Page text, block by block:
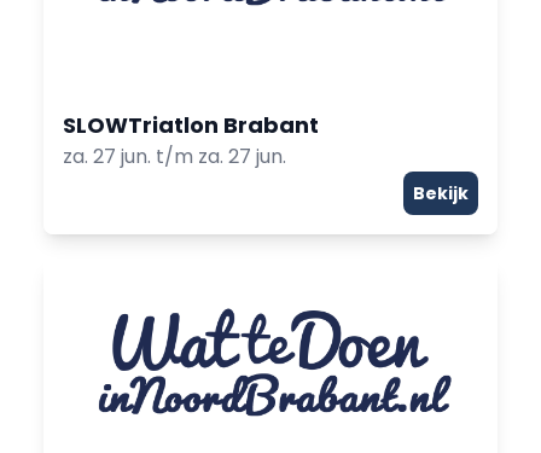
SLOWTriatlon Brabant
za. 27 jun. t/m za. 27 jun.
Bekijk